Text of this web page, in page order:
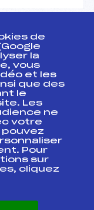
Cat.
DE
de
la
vous
et les
que des
le
Les
ne
votre
pouvez
Pour
sur
cliquez